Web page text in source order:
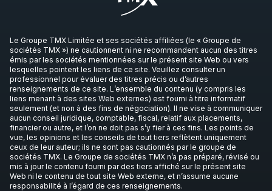
Le Groupe TMX Limitée et ses sociétés affiliées (le « Groupe de
sociétés TMX ») ne cautionnent ni ne recommandent aucun des titres
émis par les sociétés mentionnées sur le présent site Web ou vers
lesquelles pointent les liens de ce site. Veuillez consulter un
professionnel pour évaluer des titres précis ou d’autres
renseignements de ce site. L’ensemble du contenu (y compris les
liens menant à des sites Web externes) est fourni à titre informatif
seulement (et non à des fins de négociation). Il ne vise à communiquer
aucun conseil juridique, comptable, fiscal, relatif aux placements,
financier ou autre, et l’on ne doit pas s’y fier à ces fins. Les points de
vue, les opinions et les conseils de tout tiers reflètent uniquement
ceux de leur auteur; ils ne sont pas cautionnés par le groupe de
sociétés TMX. Le Groupe de sociétés TMX n’a pas préparé, révisé ou
mis à jour le contenu fourni par des tiers affiché sur le présent site
Web ni le contenu de tout site Web externe, et n’assume aucune
responsabilité à l’égard de ces renseignements.